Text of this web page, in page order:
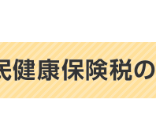
健康保険税